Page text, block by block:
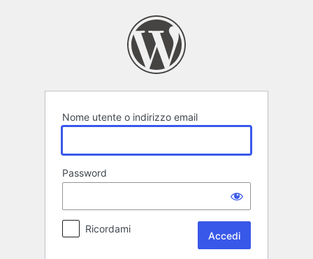
Nome utente o indirizzo email
Password
Ricordami